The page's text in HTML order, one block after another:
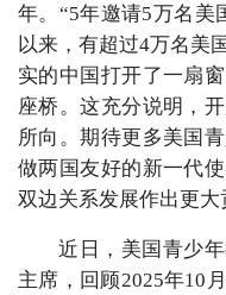
年。“5年邀请5万名美
以来，有超过4万名美
实的中国打开了一扇
座桥。这充分说明，
所向。期待更多美国
做两国友好的新一代
双边关系发展作出更大
近日，美国青少年
主席，回顾2025年10